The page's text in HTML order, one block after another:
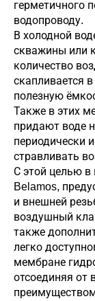
герметичного
водопроводу.
В холодной
скважины или
количество
скапливается
полезную
Также в этих
придают воде
периодически
стравливать
С этой целью в
Belamos,
и внешней
воздушный
также
легко
мембране
отсоединяя от